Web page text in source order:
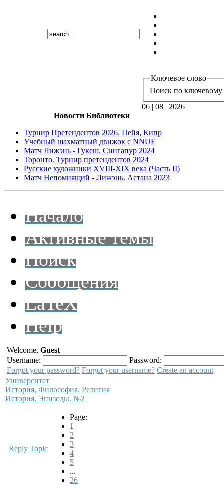
Ключевое слово
Поиск по ключевому
06 | 08 | 2026
Новости Библиотеки
Турнир Претендентов 2026. Пейя, Кипр
Учебный шахматный движок с NNUE
Матч Лижэнь - Гукеш. Сингапур 2024
Торонто. Турнир претендентов 2024
Русские художники XVIII-XIX века (Часть II)
Матч Непомнящий - Лижэнь. Астана 2023
Начало
Активные темы
Поиск
Сообщения
LaTeX
Help
Welcome, Guest
Username:
Password:
Forgot your password? Forgot your username? Create an account
Университет
История, Философия, Религия
История. Эпизоды. №2
Reply Topic
Page:
1
2
3
4
5
...
26